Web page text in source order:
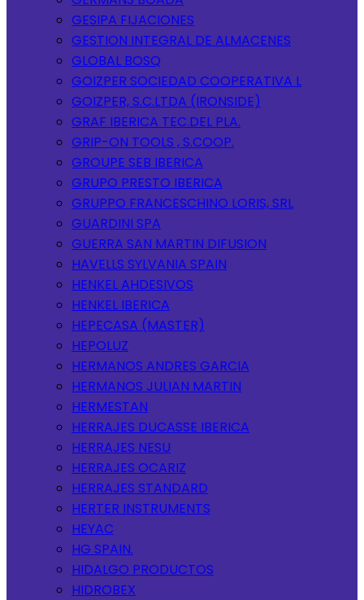
GESIPA FIJACIONES
GESTION INTEGRAL DE ALMACENES
GLOBAL BOSQ
GOIZPER SOCIEDAD COOPERATIVA L
GOIZPER, S.C.LTDA (IRONSIDE)
GRAF IBERICA TEC.DEL PLA.
GRIP-ON TOOLS , S.COOP.
GROUPE SEB IBERICA
GRUPO PRESTO IBERICA
GRUPPO FRANCESCHINO LORIS, SRL
GUARDINI SPA
GUERRA SAN MARTIN DIFUSION
HAVELLS SYLVANIA SPAIN
HENKEL AHDESIVOS
HENKEL IBERICA
HEPECASA (MASTER)
HEPOLUZ
HERMANOS ANDRES GARCIA
HERMANOS JULIAN MARTIN
HERMESTAN
HERRAJES DUCASSE IBERICA
HERRAJES NESU
HERRAJES OCARIZ
HERRAJES STANDARD
HERTER INSTRUMENTS
HEYAC
HG SPAIN.
HIDALGO PRODUCTOS
HIDROBEX